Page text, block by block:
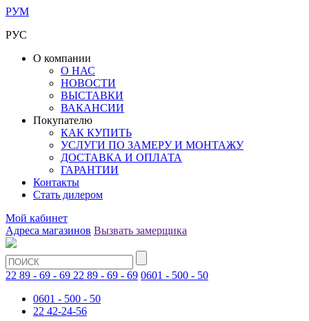
РУМ
РУС
О компании
О НАС
НОВОСТИ
ВЫСТАВКИ
ВАКАНСИИ
Покупателю
КАК КУПИТЬ
УСЛУГИ ПО ЗАМЕРУ И МОНТАЖУ
ДОСТАВКА И ОПЛАТА
ГАРАНТИИ
Контакты
Стать дилером
Мой кабинет
Адреса магазинов Вызвать замерщика
22 89 - 69 - 69 22 89 - 69 - 69 0601 - 500 - 50
0601 - 500 - 50
22 42-24-56